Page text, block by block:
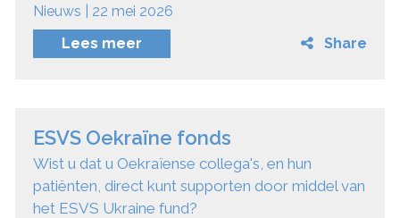
Nieuws | 22 mei 2026
Lees meer
Share
ESVS Oekraïne fonds
Wist u dat u Oekraïense collega's, en hun
patiënten, direct kunt supporten door middel van
het ESVS Ukraine fund?